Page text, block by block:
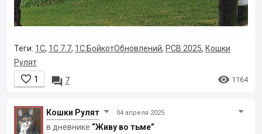
Теги: 1С, 1С 7.7, 1С:БойкотОбновлений, РСВ 2025, Кошки
Рулят
 1  7  1164
Кошки Рyлят 04 апреля 2025
в дневнике “Живу во тьме”